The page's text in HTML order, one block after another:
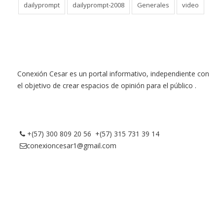
dailyprompt dailyprompt-2008 Generales video
Conexión Cesar es un portal informativo, independiente con
el objetivo de crear espacios de opinión para el público .
+(57) 300 809 20 56 +(57) 315 731 39 14
conexioncesar1@gmail.com